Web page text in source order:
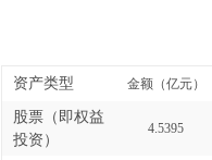
资产类型 金额（亿元）
股票（即权益
投资）
4.5395